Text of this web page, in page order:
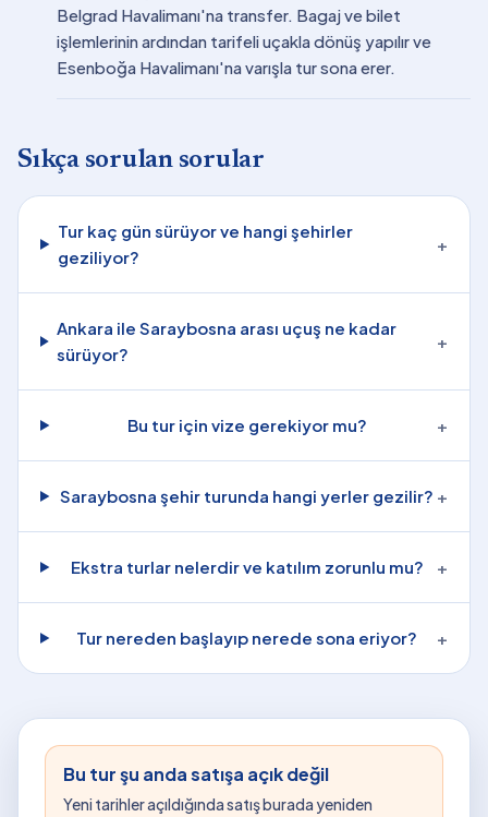
Belgrad Havalimanı'na transfer. Bagaj ve bilet
işlemlerinin ardından tarifeli uçakla dönüş yapılır ve
Esenboğa Havalimanı'na varışla tur sona erer.
Sıkça sorulan sorular
Tur kaç gün sürüyor ve hangi şehirler
geziliyor?
+
Ankara ile Saraybosna arası uçuş ne kadar
sürüyor?
+
Bu tur için vize gerekiyor mu? +
Saraybosna şehir turunda hangi yerler gezilir? +
Ekstra turlar nelerdir ve katılım zorunlu mu? +
Tur nereden başlayıp nerede sona eriyor? +
Bu tur şu anda satışa açık değil
Yeni tarihler açıldığında satış burada yeniden